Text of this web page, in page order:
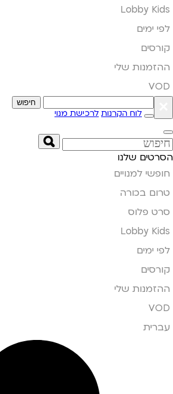
Lobby Kids
לפי ימים
קורסים
ההזמנות שלי
VOD
חיפוש
לוח הקרנות לרכישת מנוי
הסרטים שלנו
חופשי למנויים
טרום בכורה
סרט פלוס
Lobby Kids
לפי ימים
קורסים
ההזמנות שלי
VOD
עברית